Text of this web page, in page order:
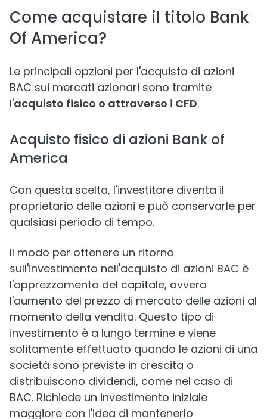
Come acquistare il titolo Bank
Of America?
Le principali opzioni per l'acquisto di azioni
BAC sui mercati azionari sono tramite
l'acquisto fisico o attraverso i CFD.
Acquisto fisico di azioni Bank of
America
Con questa scelta, l'investitore diventa il
proprietario delle azioni e può conservarle per
qualsiasi periodo di tempo.
Il modo per ottenere un ritorno
sull'investimento nell'acquisto di azioni BAC è
l'apprezzamento del capitale, ovvero
l'aumento del prezzo di mercato delle azioni al
momento della vendita. Questo tipo di
investimento è a lungo termine e viene
solitamente effettuato quando le azioni di una
società sono previste in crescita o
distribuiscono dividendi, come nel caso di
BAC. Richiede un investimento iniziale
maggiore con l'idea di mantenerlo